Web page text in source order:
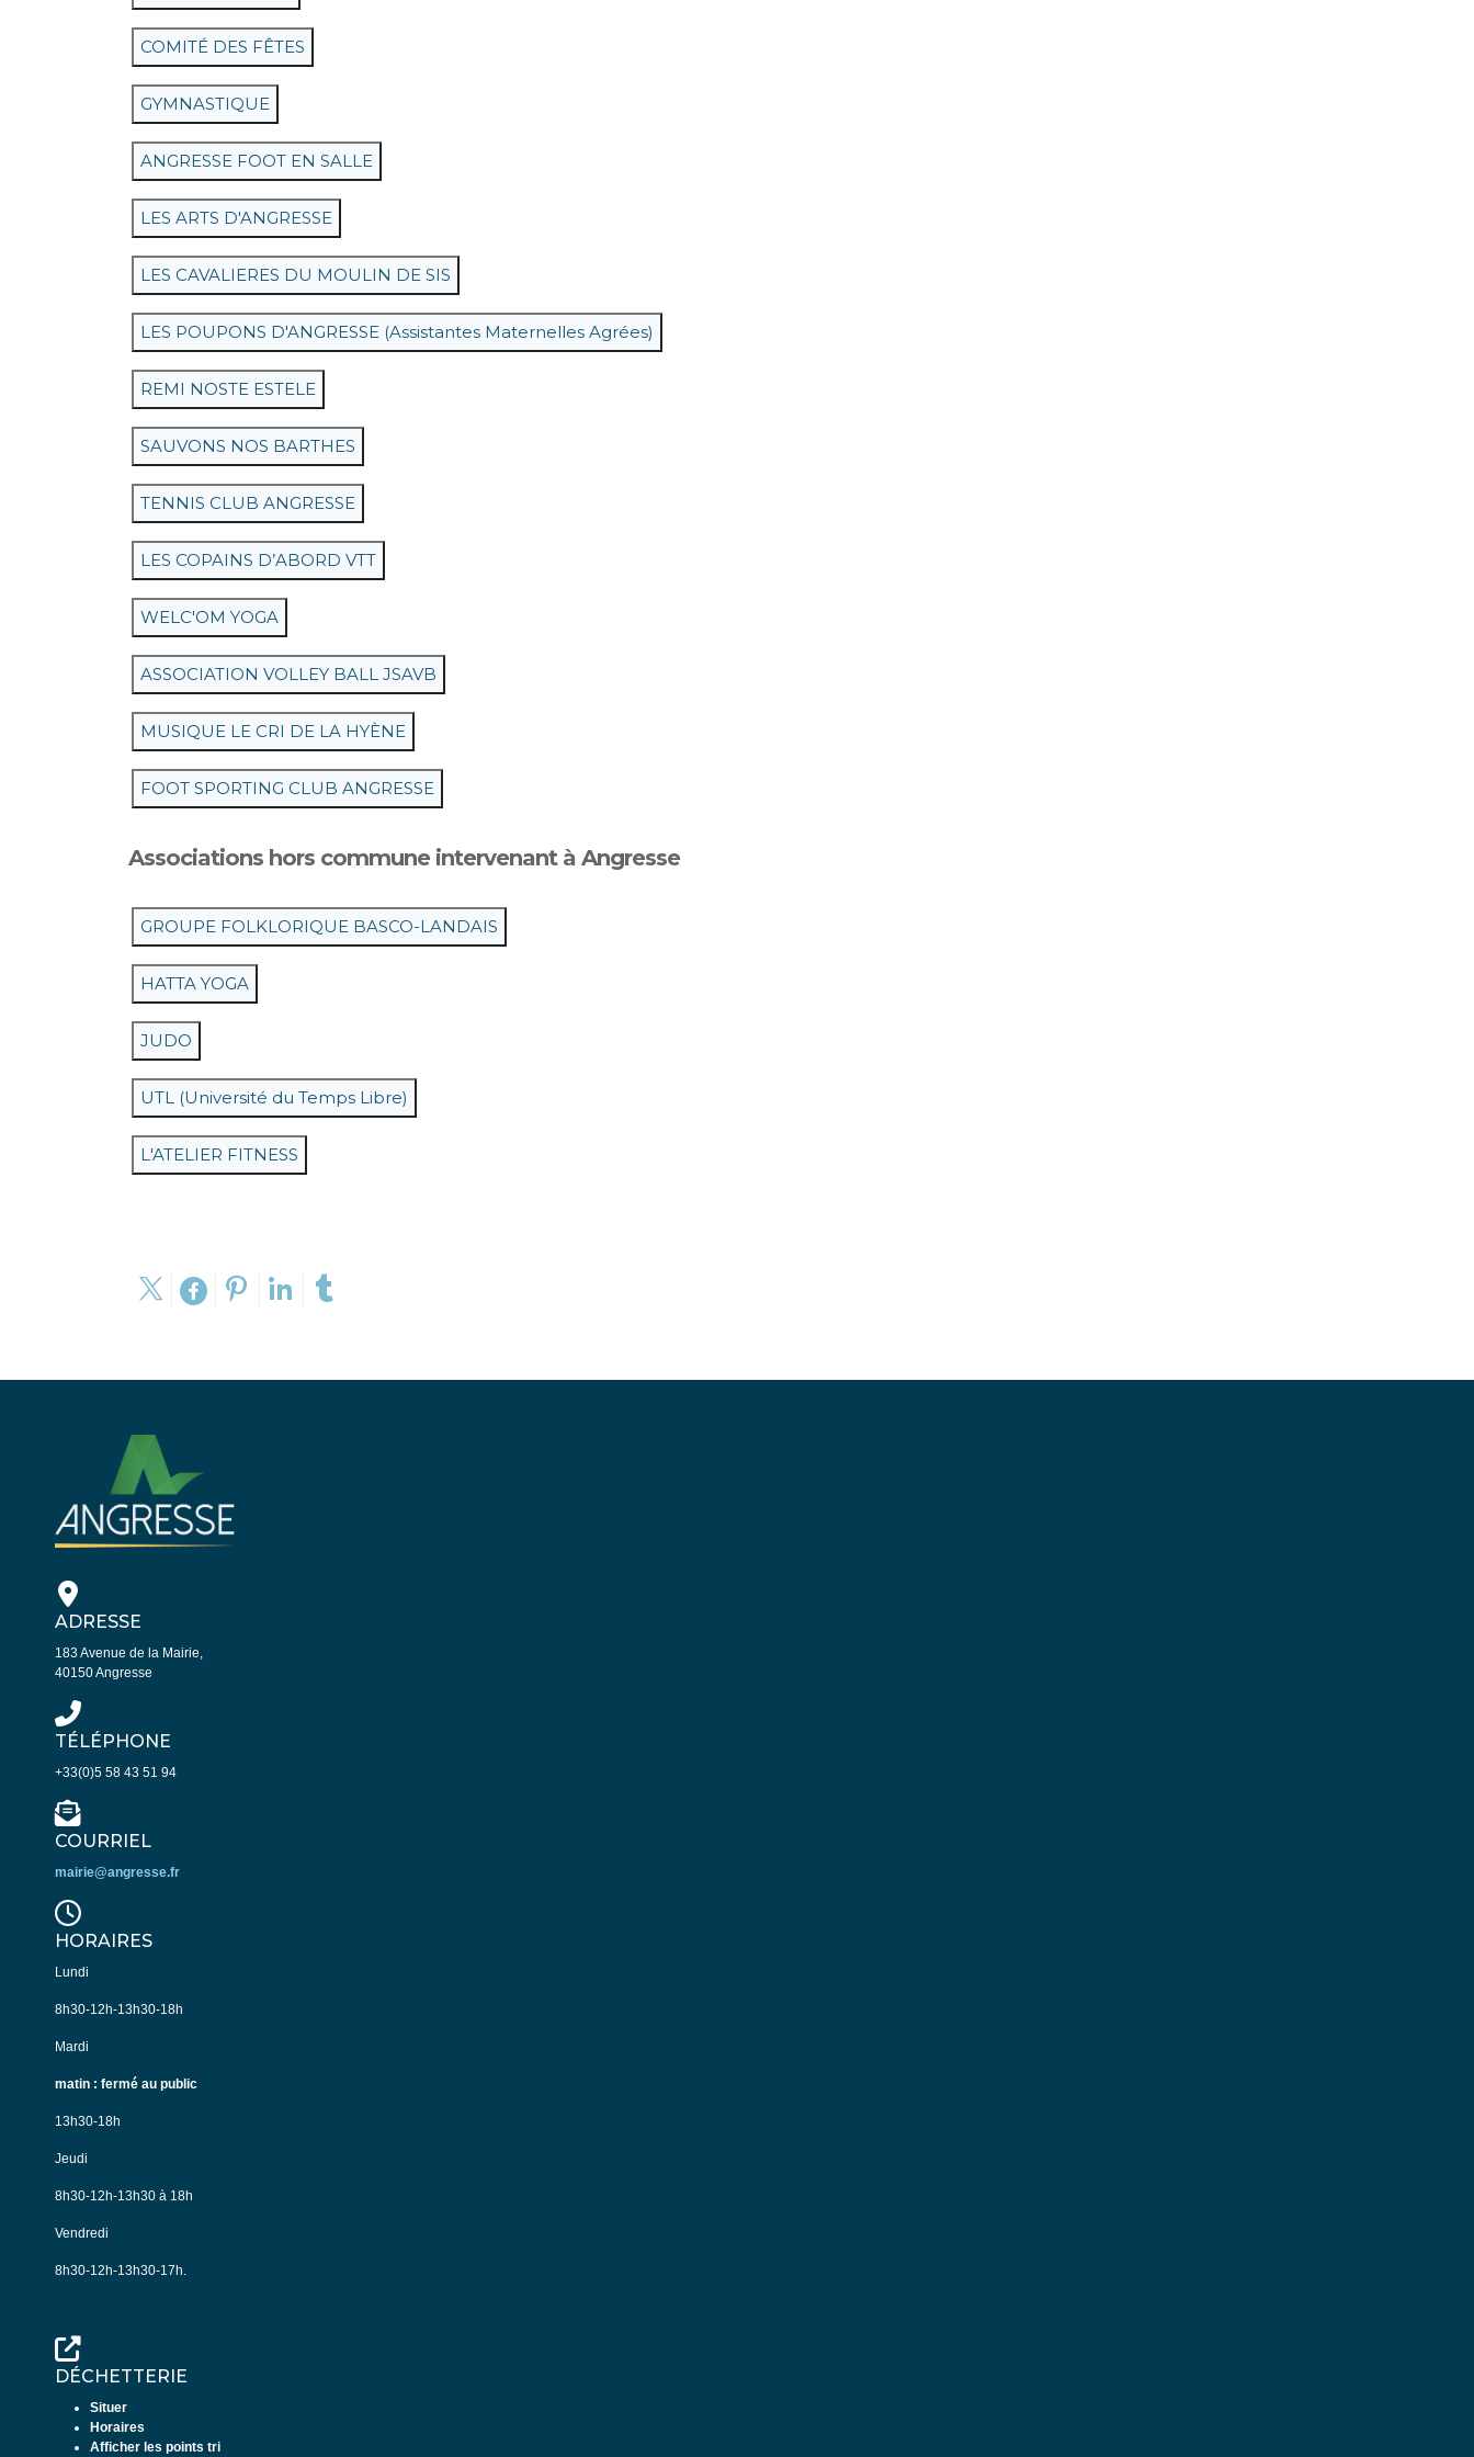
COMITÉ DES FÊTES
GYMNASTIQUE
ANGRESSE FOOT EN SALLE
LES ARTS D'ANGRESSE
LES CAVALIERES DU MOULIN DE SIS
LES POUPONS D'ANGRESSE (Assistantes Maternelles Agrées)
REMI NOSTE ESTELE
SAUVONS NOS BARTHES
TENNIS CLUB ANGRESSE
LES COPAINS D’ABORD VTT
WELC'OM YOGA
ASSOCIATION VOLLEY BALL JSAVB
MUSIQUE LE CRI DE LA HYÈNE
FOOT SPORTING CLUB ANGRESSE
Associations hors commune intervenant à Angresse
GROUPE FOLKLORIQUE BASCO-LANDAIS
HATTA YOGA
JUDO
UTL (Université du Temps Libre)
L'ATELIER FITNESS
ADRESSE
183 Avenue de la Mairie,
40150 Angresse
TÉLÉPHONE
+33(0)5 58 43 51 94
COURRIEL
mairie@angresse.fr
HORAIRES
Lundi
8h30-12h-13h30-18h
Mardi
matin : fermé au public
13h30-18h
Jeudi
8h30-12h-13h30 à 18h
Vendredi
8h30-12h-13h30-17h.
DÉCHETTERIE
Situer
Horaires
Afficher les points tri